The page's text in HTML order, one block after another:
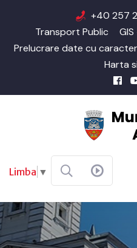
+40 257
Transport Public
Prelucrare date cu
Harta
Limba ▼